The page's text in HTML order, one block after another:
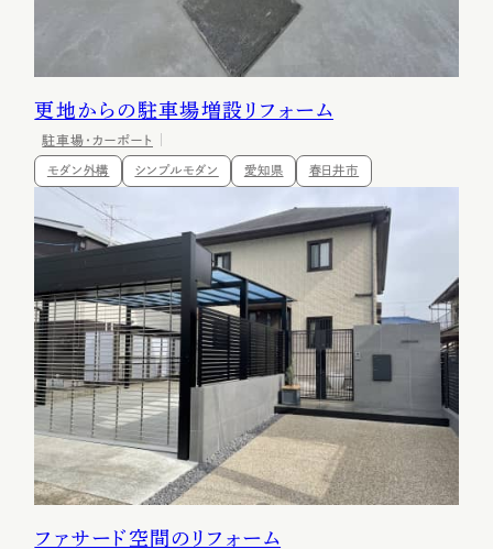
更地からの駐車場増設リフォーム
駐車場・カーポート
モダン外構 シンプルモダン 愛知県 春日井市
ファサード空間のリフォーム